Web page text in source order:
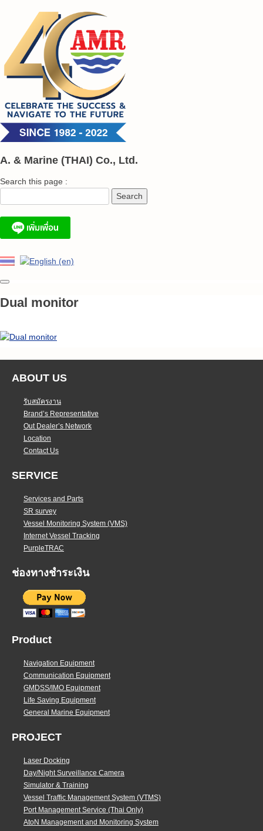
content
A. & Marine (THAI) Co., Ltd.
Search this page :
Dual monitor
ABOUT US
รับสมัครงาน
Brand’s Representative
Out Dealer’s Network
Location
Contact Us
SERVICE
Services and Parts
SR survey
Vessel Monitoring System (VMS)
Internet Vessel Tracking
PurpleTRAC
ช่องทางชำระเงิน
Product
Navigation Equipment
Communication Equipment
GMDSS/IMO Equipment
Life Saving Equipment
General Marine Equipment
PROJECT
Laser Docking
Day/Night Surveillance Camera
Simulator & Training
Vessel Traffic Management System (VTMS)
Port Management Service (Thai Only)
AtoN Management and Monitoring System